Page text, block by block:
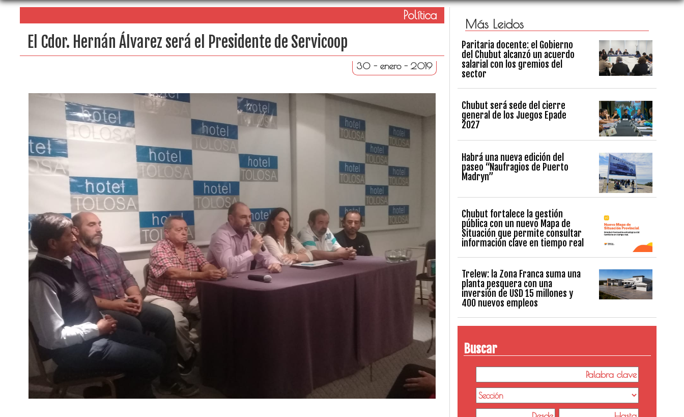
Política
El Cdor. Hernán Álvarez será el Presidente de Servicoop
30 - enero - 2019
Más Leidos
Paritaria docente: el Gobierno
del Chubut alcanzó un acuerdo
salarial con los gremios del
sector
Chubut será sede del cierre
general de los Juegos Epade
2027
Habrá una nueva edición del
paseo “Naufragios de Puerto
Madryn”
Chubut fortalece la gestión
pública con un nuevo Mapa de
Situación que permite consultar
información clave en tiempo real
Trelew: la Zona Franca suma una
planta pesquera con una
inversión de USD 15 millones y
400 nuevos empleos
Buscar